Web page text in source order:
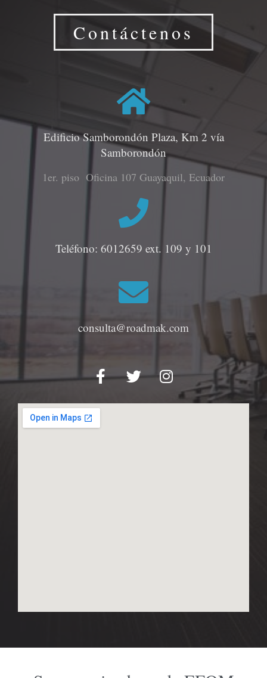
Contáctenos
Edificio Samborondón Plaza, Km 2 vía
Samborondón
1er. piso Oficina 107 Guayaquil, Ecuador
Teléfono: 6012659 ext. 109 y 101
consulta@roadmak.com